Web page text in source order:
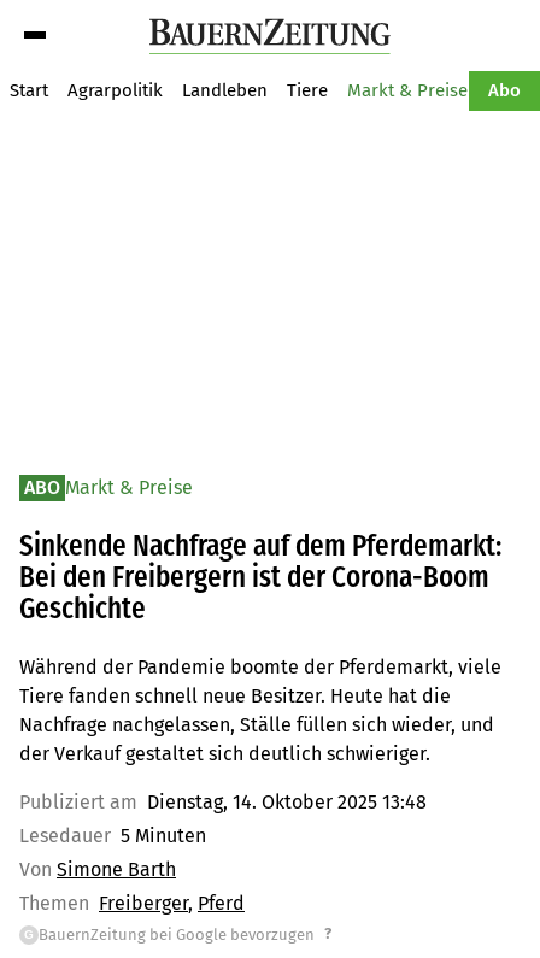
Start Agrarpolitik Landleben Tiere Markt & Preise Abo
ABO Markt & Preise
Sinkende Nachfrage auf dem Pferdemarkt:
Bei den Freibergern ist der Corona-Boom
Geschichte
Während der Pandemie boomte der Pferdemarkt, viele
Tiere fanden schnell neue Besitzer. Heute hat die
Nachfrage nachgelassen, Ställe füllen sich wieder, und
der Verkauf gestaltet sich deutlich schwieriger.
Publiziert am Dienstag, 14. Oktober 2025 13:48
Lesedauer 5 Minuten
Von Simone Barth
Themen Freiberger Pferd
G BauernZeitung bei Google bevorzugen ?